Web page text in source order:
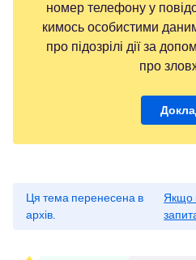
номер телефону у
кимось особистими
про підозрілі дії за
про
Ця тема перенесена в
архів.
Якщо